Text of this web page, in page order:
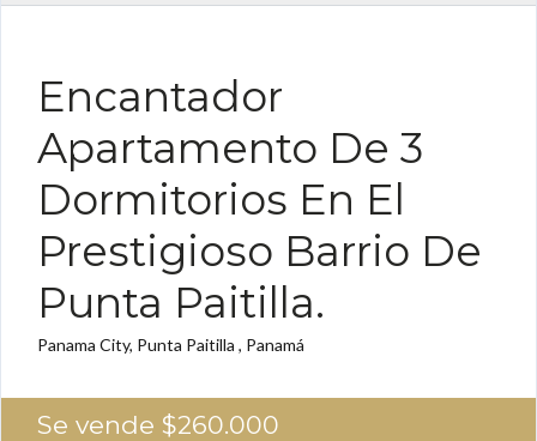
Encantador
Apartamento De 3
Dormitorios En El
Prestigioso Barrio De
Punta Paitilla.
Panama City, Punta Paitilla , Panamá
Se vende $260.000